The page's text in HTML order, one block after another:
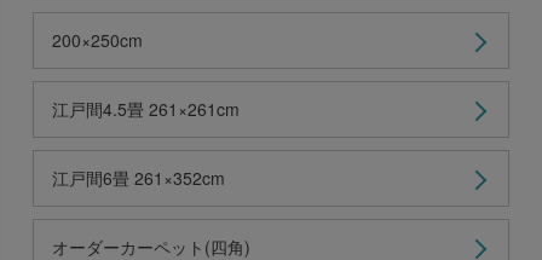
200×250cm
江戸間4.5畳 261×261cm
江戸間6畳 261×352cm
オーダーカーペット(四角)